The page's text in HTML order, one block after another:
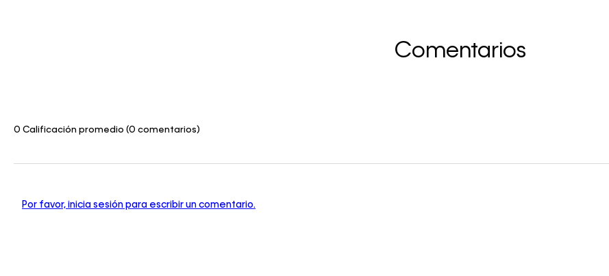
Comentarios
0 Calificación promedio (0 comentarios)
Por favor, inicia sesión para escribir un comentario.